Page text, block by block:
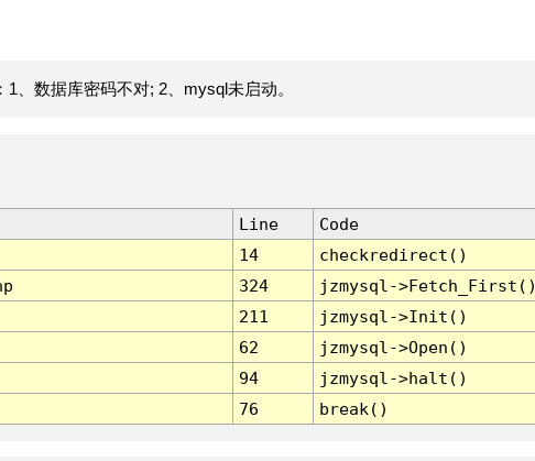
、数据库密码不对; 2、mysql未启动。
Line
Code
14
checkredirect()
324
jzmysql-
211
jzmysql->Init()
62
jzmysql->Open()
94
jzmysql->halt()
76 break()